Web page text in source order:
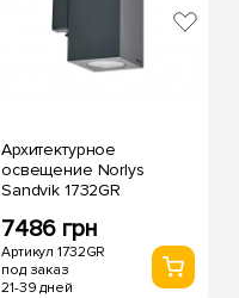
Архитектурное
освещение Norlys
Sandvik 1732GR
7486 грн
Артикул 1732GR
под заказ
21-39 дней